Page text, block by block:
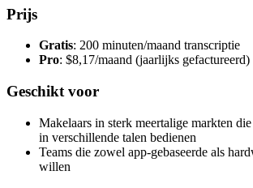
Prijs
Gratis: 200 minuten/maand transcriptie
Pro: $8,17/maand (jaarlijks gefactureerd)
Geschikt voor
Makelaars in sterk meertalige markten
in verschillende talen bedienen
Teams die zowel app-gebaseerde als
willen